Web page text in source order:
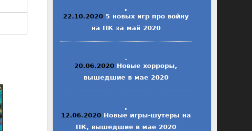
22.10.2020 5 новых игр про войну
на ПК за май 2020
20.06.2020 Новые хорроры,
вышедшие в мае 2020
12.06.2020 Новые игры-шутеры на
ПК, вышедшие в мае 2020